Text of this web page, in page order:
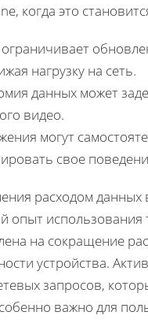
когда это
нагрузку на сеть.
данных может
видео.
могут
свое
расходом
использования
на сокращение
устройства.
запросов,
важно для